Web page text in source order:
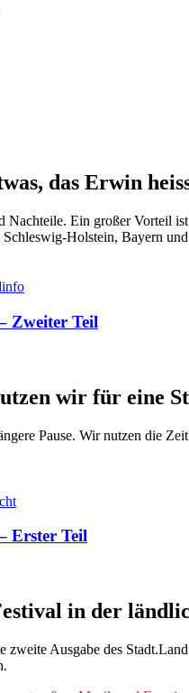
das Erwin
Nachteile. Ein großer Vorteil
Holstein, Bayern
Zweiter Teil
wir für eine
Pause. Wir nutzen die
Erster Teil
in der
zweite Ausgabe des